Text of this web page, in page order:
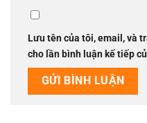
Lưu tên của tôi, email, và
cho lần bình luận kế tiếp